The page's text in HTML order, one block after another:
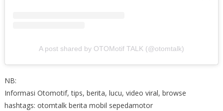
A post shared by OTOMotif TALK (@otomtalk)
NB:
Informasi Otomotif, tips, berita, lucu, video viral, browse
hashtags: otomtalk berita mobil sepedamotor